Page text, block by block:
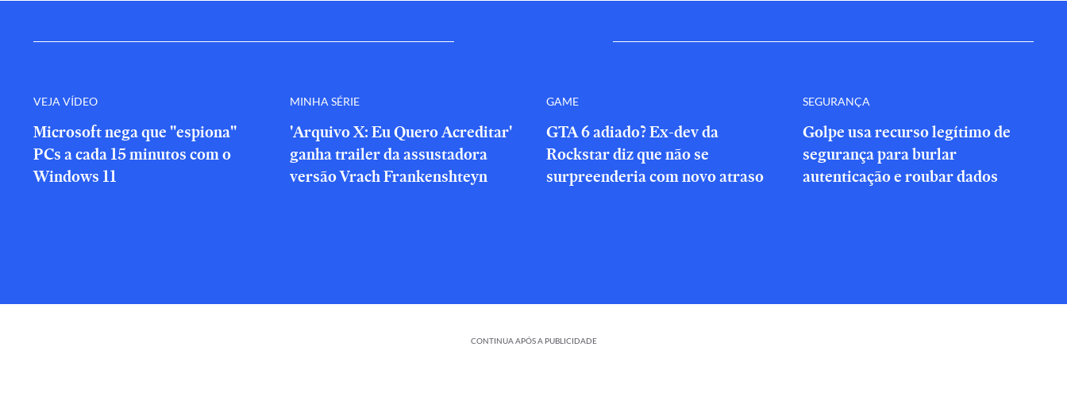
VEJA VÍDEO
Microsoft nega que "espiona"
PCs a cada 15 minutos com o
Windows 11
MINHA SÉRIE
'Arquivo X: Eu Quero Acreditar'
ganha trailer da assustadora
versão Vrach Frankenshteyn
GAME
GTA 6 adiado? Ex-dev da
Rockstar diz que não se
surpreenderia com novo atraso
SEGURANÇA
Golpe usa recurso legítimo de
segurança para burlar
autenticação e roubar dados
CONTINUA APÓS A PUBLICIDADE